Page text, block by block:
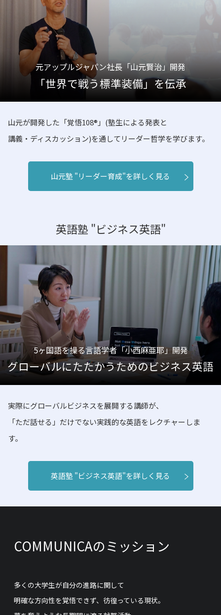
元アップルジャパン社長「山元賢治」開発
「世界で戦う標準装備」を伝承
山元が開発した「覚悟108®」(塾生による発表と
講義・ディスカッション)を通してリーダー哲学を学びます。
山元塾 "リーダー育成"を詳しく見る
英語塾 "ビジネス英語"
5ヶ国語を操る言語学者「小西麻亜耶」開発
グローバルにたたかうためのビジネス英語
実際にグローバルビジネスを展開する講師が、
「ただ話せる」だけでない実践的な英語をレクチャーしま
す。
英語塾 "ビジネス英語"を詳しく見る
COMMUNICAのミッション
多くの大学生が自分の進路に関して
明確な方向性を覚悟できず、彷徨っている現状。